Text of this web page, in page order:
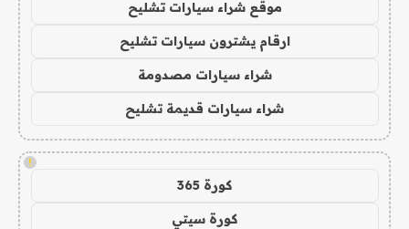
موقع شراء سيارات تشليح
ارقام يشترون سيارات تشليح
شراء سيارات مصدومة
شراء سيارات قديمة تشليح
!
كورة 365
كورة سيتي